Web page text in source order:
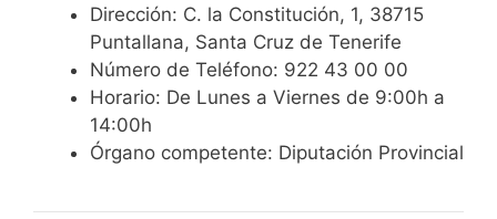
Dirección: C. la Constitución, 1, 38715
Puntallana, Santa Cruz de Tenerife
Número de Teléfono: 922 43 00 00
Horario: De Lunes a Viernes de 9:00h a
14:00h
Órgano competente: Diputación Provincial